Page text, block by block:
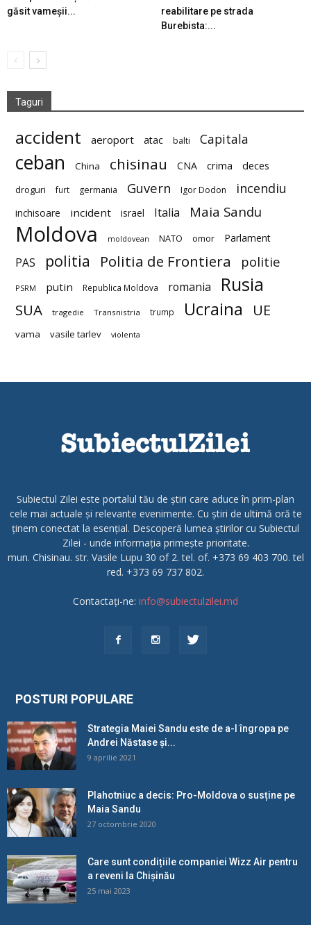
găsit vameșii...
reabilitare pe strada
Burebista:...
Taguri
accident aeroport atac balti Capitala
ceban China chisinau CNA crima deces
droguri furt germania Guvern Igor Dodon incendiu
inchisoare incident israel Italia Maia Sandu
Moldova moldovean NATO omor Parlament
PAS politia Politia de Frontiera politie
PSRM putin Republica Moldova romania Rusia
SUA tragedie Transnistria trump Ucraina UE
vama vasile tarlev violenta
Subiectul Zilei este portalul tău de știri care aduce în prim-plan
cele mai actuale și relevante evenimente. Cu știri de ultimă oră te
ținem conectat la esențial. Descoperă lumea știrilor cu Subiectul
Zilei - unde informația primește prioritate.
mun. Chisinau. str. Vasile Lupu 30 of 2. tel. of. +373 69 403 700. tel
red. +373 69 737 802.
Contactați-ne: info@subiectulzilei.md
POSTURI POPULARE
Strategia Maiei Sandu este de a-l îngropa pe
Andrei Năstase și...
9 aprilie 2021
Plahotniuc a decis: Pro-Moldova o susține pe
Maia Sandu
27 octombrie 2020
Care sunt condițiile companiei Wizz Air pentru
a reveni la Chișinău
25 mai 2023